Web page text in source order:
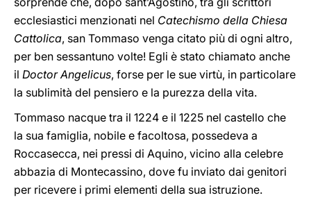
ecclesiastici menzionati nel Catechismo della Chiesa
Cattolica, san Tommaso venga citato più di ogni altro,
per ben sessantuno volte! Egli è stato chiamato anche
il Doctor Angelicus, forse per le sue virtù, in particolare
la sublimità del pensiero e la purezza della vita.
Tommaso nacque tra il 1224 e il 1225 nel castello che
la sua famiglia, nobile e facoltosa, possedeva a
Roccasecca, nei pressi di Aquino, vicino alla celebre
abbazia di Montecassino, dove fu inviato dai genitori
per ricevere i primi elementi della sua istruzione.